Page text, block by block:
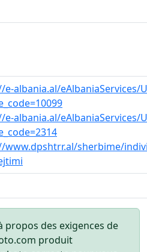
albania.al/eAlbaniaServices/
albania.al/eAlbaniaServices/
www.dpshtrr.al/sherbime/
propos des exigences de
produit